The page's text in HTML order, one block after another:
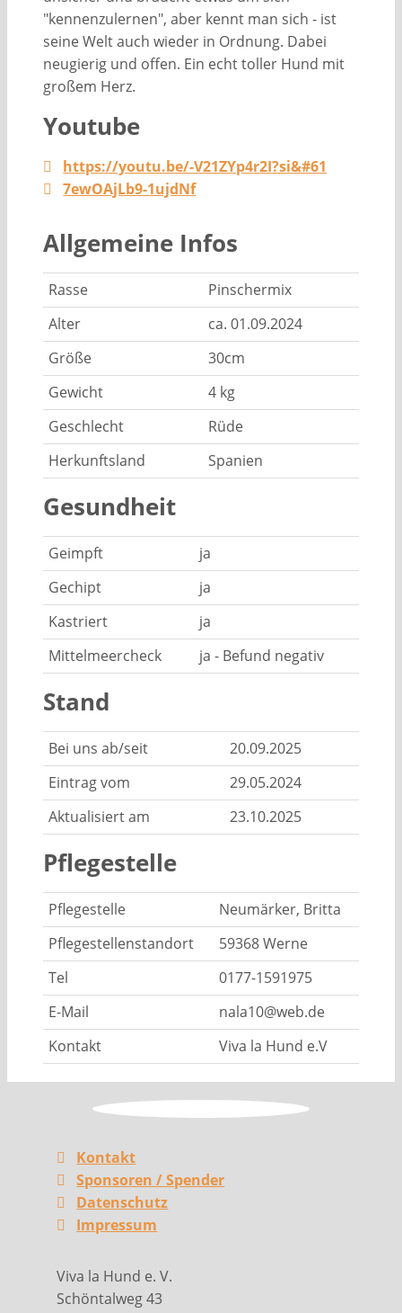
"kennenzulernen", aber kennt man sich - ist
seine Welt auch wieder in Ordnung. Dabei
neugierig und offen. Ein echt toller Hund mit
großem Herz.
Youtube
https://youtu.be/-V21ZYp4r2I?si&#61
7ewOAjLb9-1ujdNf
Allgemeine Infos
Rasse
Pinschermix
Alter
ca. 01.09.2024
Größe
30cm
Gewicht
4 kg
Geschlecht
Rüde
Herkunftsland
Spanien
Gesundheit
Geimpft
ja
Gechipt
ja
Kastriert
ja
Mittelmeercheck
ja - Befund negativ
Stand
Bei uns ab/seit
20.09.2025
Eintrag vom
29.05.2024
Aktualisiert am
23.10.2025
Pflegestelle
Pflegestelle
Neumärker, Britta
Pflegestellenstandort
59368 Werne
Tel
0177-1591975
E-Mail
nala10@web.de
Kontakt
Viva la Hund e.V
Kontakt
Sponsoren / Spender
Datenschutz
Impressum
Viva la Hund e. V.
Schöntalweg 43